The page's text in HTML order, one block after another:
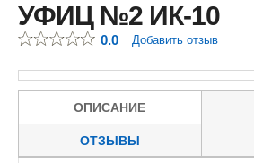
РЕКЛАМОДАТЕЛЯМ
УФИЦ №2 ИК-10
0.0 Добавить отзыв
ОПИСАНИЕ
ОТЗЫВЫ